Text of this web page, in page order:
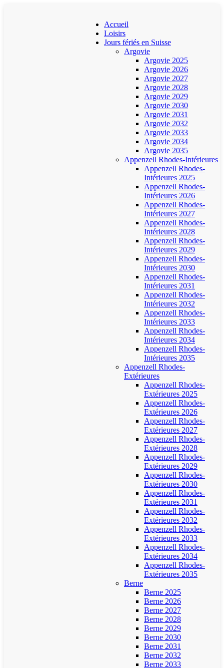
Accueil
Loisirs
Jours fériés en Suisse
Argovie
Argovie 2025
Argovie 2026
Argovie 2027
Argovie 2028
Argovie 2029
Argovie 2030
Argovie 2031
Argovie 2032
Argovie 2033
Argovie 2034
Argovie 2035
Appenzell Rhodes-Intérieures
Appenzell Rhodes-
Intérieures 2025
Appenzell Rhodes-
Intérieures 2026
Appenzell Rhodes-
Intérieures 2027
Appenzell Rhodes-
Intérieures 2028
Appenzell Rhodes-
Intérieures 2029
Appenzell Rhodes-
Intérieures 2030
Appenzell Rhodes-
Intérieures 2031
Appenzell Rhodes-
Intérieures 2032
Appenzell Rhodes-
Intérieures 2033
Appenzell Rhodes-
Intérieures 2034
Appenzell Rhodes-
Intérieures 2035
Appenzell Rhodes-
Extérieures
Appenzell Rhodes-
Extérieures 2025
Appenzell Rhodes-
Extérieures 2026
Appenzell Rhodes-
Extérieures 2027
Appenzell Rhodes-
Extérieures 2028
Appenzell Rhodes-
Extérieures 2029
Appenzell Rhodes-
Extérieures 2030
Appenzell Rhodes-
Extérieures 2031
Appenzell Rhodes-
Extérieures 2032
Appenzell Rhodes-
Extérieures 2033
Appenzell Rhodes-
Extérieures 2034
Appenzell Rhodes-
Extérieures 2035
Berne
Berne 2025
Berne 2026
Berne 2027
Berne 2028
Berne 2029
Berne 2030
Berne 2031
Berne 2032
Berne 2033